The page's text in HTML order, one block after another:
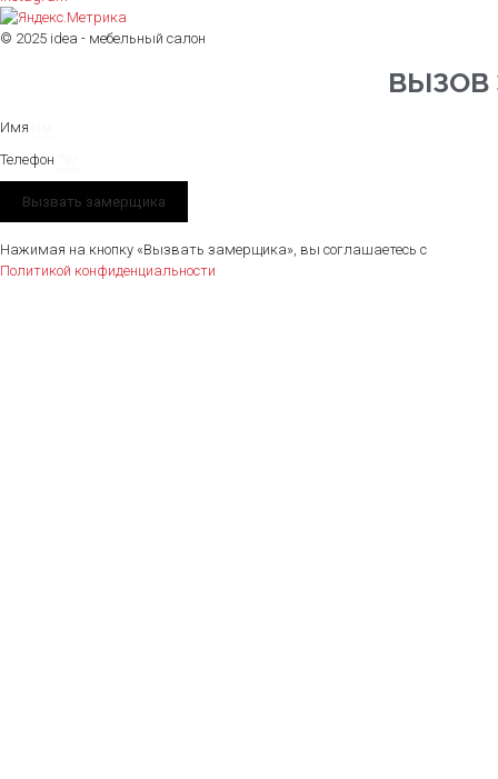
© 2025 idea - мебельный салон
ВЫЗОВ
Имя
Телефон
Вызвать замерщика
Нажимая на кнопку «Вызвать замерщика», вы соглашаетесь с
Политикой конфиденциальности